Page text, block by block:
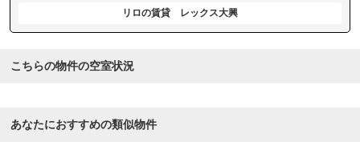
リロの賃貸 レックス大興
こちらの物件の空室状況
あなたにおすすめの類似物件